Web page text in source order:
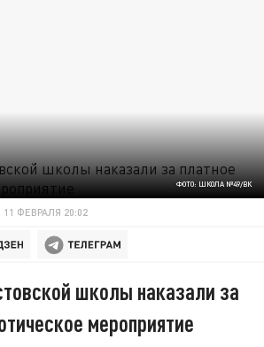
ФОТО: ШКОЛА №49/ВК
11 ФЕВРАЛЯ 20:02
школы наказали за
мероприятие